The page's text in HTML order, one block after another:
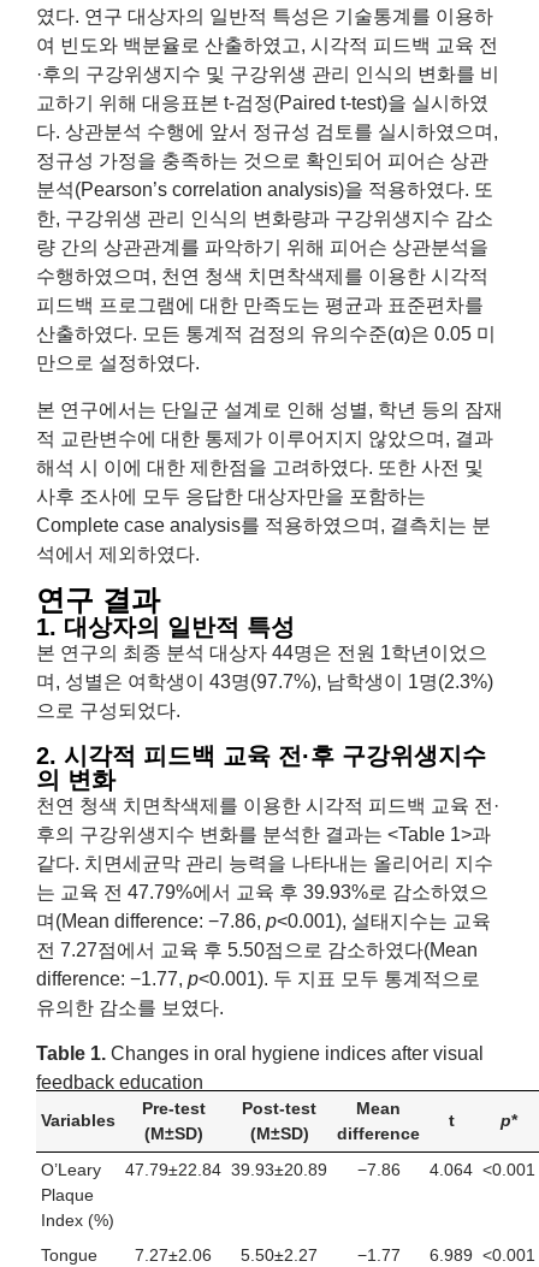
였다. 연구 대상자의 일반적 특성은 기술통계를 이용하
여 빈도와 백분율로 산출하였고, 시각적 피드백 교육 전
·후의 구강위생지수 및 구강위생 관리 인식의 변화를 비
교하기 위해 대응표본 t-검정(Paired t-test)을 실시하였
다. 상관분석 수행에 앞서 정규성 검토를 실시하였으며,
정규성 가정을 충족하는 것으로 확인되어 피어슨 상관
분석(Pearson’s correlation analysis)을 적용하였다. 또
한, 구강위생 관리 인식의 변화량과 구강위생지수 감소
량 간의 상관관계를 파악하기 위해 피어슨 상관분석을
수행하였으며, 천연 청색 치면착색제를 이용한 시각적
피드백 프로그램에 대한 만족도는 평균과 표준편차를
산출하였다. 모든 통계적 검정의 유의수준(α)은 0.05 미
만으로 설정하였다.
본 연구에서는 단일군 설계로 인해 성별, 학년 등의 잠재
적 교란변수에 대한 통제가 이루어지지 않았으며, 결과
해석 시 이에 대한 제한점을 고려하였다. 또한 사전 및
사후 조사에 모두 응답한 대상자만을 포함하는
Complete case analysis를 적용하였으며, 결측치는 분
석에서 제외하였다.
연구 결과
1. 대상자의 일반적 특성
본 연구의 최종 분석 대상자 44명은 전원 1학년이었으
며, 성별은 여학생이 43명(97.7%), 남학생이 1명(2.3%)
으로 구성되었다.
2. 시각적 피드백 교육 전·후 구강위생지수
의 변화
천연 청색 치면착색제를 이용한 시각적 피드백 교육 전·
후의 구강위생지수 변화를 분석한 결과는 <Table 1>과
같다. 치면세균막 관리 능력을 나타내는 올리어리 지수
는 교육 전 47.79%에서 교육 후 39.93%로 감소하였으
며(Mean difference: −7.86, p<0.001), 설태지수는 교육
전 7.27점에서 교육 후 5.50점으로 감소하였다(Mean
difference: −1.77, p<0.001). 두 지표 모두 통계적으로
유의한 감소를 보였다.
Table 1. Changes in oral hygiene indices after visual
feedback education
Variables
Pre-test
(M±SD)
Post-test
(M±SD)
Mean
difference
t p*
O’Leary
Plaque
Index (%)
47.79±22.84 39.93±20.89 −7.86 4.064 <0.001
Tongue
7.27±2.06 5.50±2.27 −1.77 6.989 <0.001